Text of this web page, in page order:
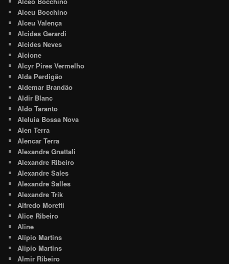
Alceu Bocchino
Alceu Valença
Alcides Gerardi
Alcides Neves
Alcione
Alcyr Pires Vermelho
Alda Perdigão
Aldemar Brandão
Aldir Blanc
Aldo Taranto
Aleluia Bossa Nova
Alen Terra
Alencar Terra
Alexandre Gnattali
Alexandre Ribeiro
Alexandre Sales
Alexandre Salles
Alexandre Trik
Alfredo Moretti
Alice Ribeiro
Aline
Alípio Martins
Alipio Martins
Almir Ribeiro